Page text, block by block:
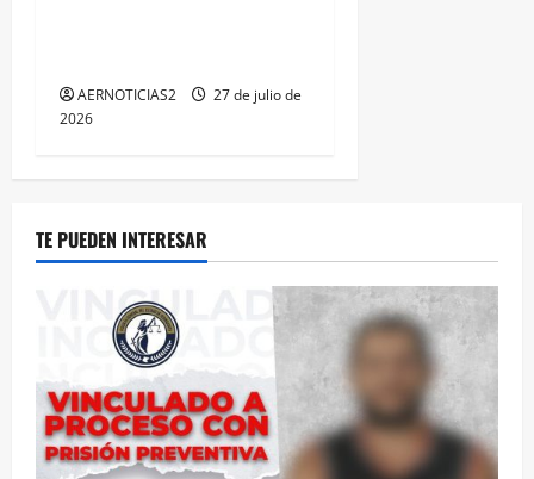
AERNOTICIAS2
27 de julio de
2026
TE PUEDEN INTERESAR